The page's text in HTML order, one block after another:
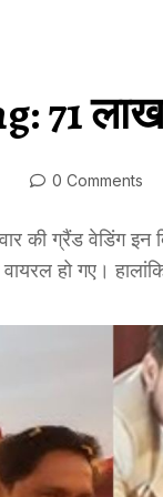
71
0 Comments
की ग्रैंड वेडिंग इन
हो गए।